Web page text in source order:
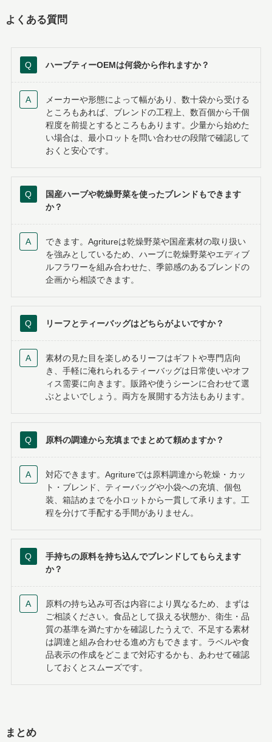
よくある質問
ハーブティーOEMは何袋から作れますか？
メーカーや形態によって幅があり、数十袋から受ける
ところもあれば、ブレンドの工程上、数百個から千個
程度を前提とするところもあります。少量から始めた
い場合は、最小ロットを問い合わせの段階で確認して
おくと安心です。
国産ハーブや乾燥野菜を使ったブレンドもできます
か？
できます。Agritureは乾燥野菜や国産素材の取り扱い
を強みとしているため、ハーブに乾燥野菜やエディブ
ルフラワーを組み合わせた、季節感のあるブレンドの
企画から相談できます。
リーフとティーバッグはどちらがよいですか？
素材の見た目を楽しめるリーフはギフトや専門店向
き、手軽に淹れられるティーバッグは日常使いやオフ
ィス需要に向きます。販路や使うシーンに合わせて選
ぶとよいでしょう。両方を展開する方法もあります。
原料の調達から充填までまとめて頼めますか？
対応できます。Agritureでは原料調達から乾燥・カッ
ト・ブレンド、ティーバッグや小袋への充填、個包
装、箱詰めまでを小ロットから一貫して承ります。工
程を分けて手配する手間がありません。
手持ちの原料を持ち込んでブレンドしてもらえます
か？
原料の持ち込み可否は内容により異なるため、まずは
ご相談ください。食品として扱える状態か、衛生・品
質の基準を満たすかを確認したうえで、不足する素材
は調達と組み合わせる進め方もできます。ラベルや食
品表示の作成をどこまで対応するかも、あわせて確認
しておくとスムーズです。
まとめ